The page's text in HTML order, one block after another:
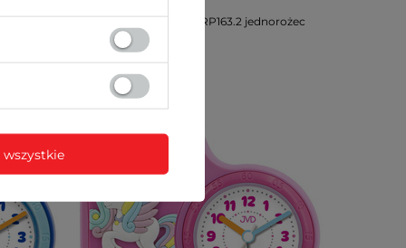
Budzik dziecięcy JVD SRP163.2 jednorożec